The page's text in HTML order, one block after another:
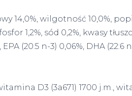
14,0%, wilgotność 10,0%,
1,2%, sód 0,2%, kwasy
(20:5 n-3) 0,06%, DHA (22:6
D3 (3a671) 1700 j.m.,